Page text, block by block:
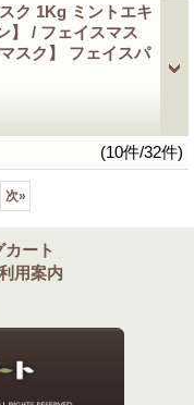
ク 1Kg ミントエキ
】 / フェイスマス
スク】 フェイスパ
(10件/32件)
次»
ート
用案内